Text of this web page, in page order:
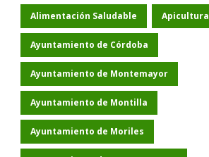
Alimentación Saludable Apicultura
Ayuntamiento de Córdoba
Ayuntamiento de Montemayor
Ayuntamiento de Montilla
Ayuntamiento de Moriles